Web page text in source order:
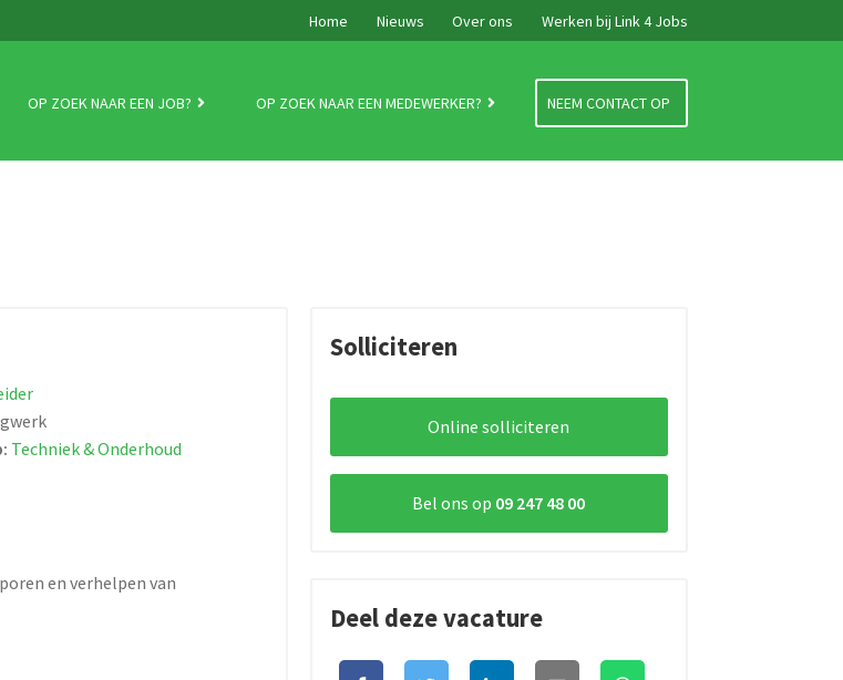
Home Nieuws Over ons Werken bij Link 4 Jobs
OP ZOEK NAAR EEN JOB? OP ZOEK NAAR EEN MEDEWERKER? NEEM CONTACT OP
Techniek & Onderhoud
en verhelpen van
Solliciteren
Online solliciteren
Bel ons op 09 247 48 00
Deel deze vacature